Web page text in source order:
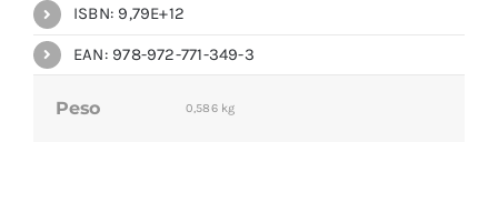
ISBN: 9,79E+12
EAN: 978-972-771-349-3
Peso 0,586 kg